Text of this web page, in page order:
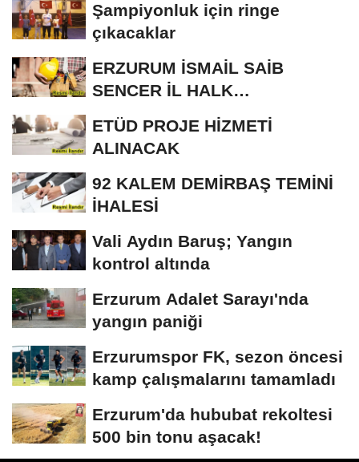
Şampiyonluk için ringe
çıkacaklar
ERZURUM İSMAİL SAİB
SENCER İL HALK
KÜTÜPHANESİ BAKIM VE
ONARIM...
ETÜD PROJE HİZMETİ
ALINACAK
92 KALEM DEMİRBAŞ TEMİNİ
İHALESİ
Vali Aydın Baruş; Yangın
kontrol altında
Erzurum Adalet Sarayı'nda
yangın paniği
Erzurumspor FK, sezon öncesi
kamp çalışmalarını tamamladı
Erzurum'da hububat rekoltesi
500 bin tonu aşacak!